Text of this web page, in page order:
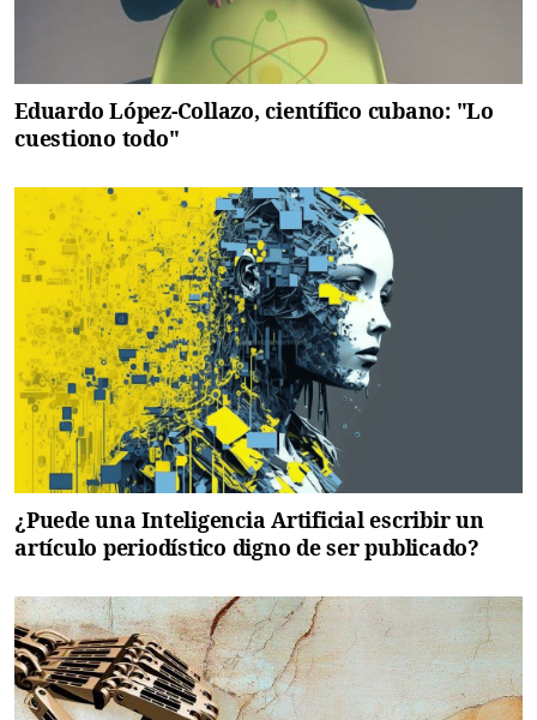
Eduardo López-Collazo, científico cubano: "Lo
cuestiono todo"
¿Puede una Inteligencia Artificial escribir un
artículo periodístico digno de ser publicado?